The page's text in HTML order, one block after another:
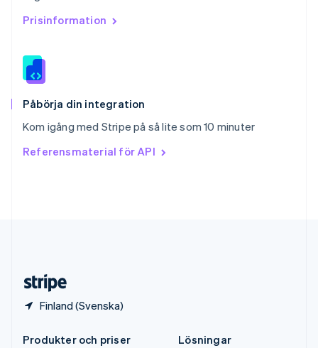
Prisinformation
Påbörja din integration
Kom igång med Stripe på så lite som 10 minuter
Referensmaterial för API
Finland (Svenska)
English Italiano
Storbritannien
Sverige
SvenskaEnglish
ไทยEnglish
English
Produkter och priser
Lösningar